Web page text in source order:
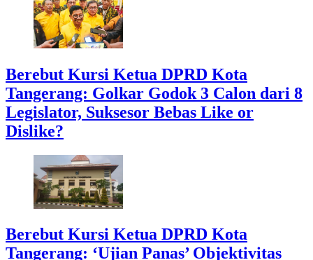
Berebut Kursi Ketua DPRD Kota
Tangerang: Golkar Godok 3 Calon dari 8
Legislator, Suksesor Bebas Like or
Dislike?
Berebut Kursi Ketua DPRD Kota
Tangerang: ‘Ujian Panas’ Objektivitas